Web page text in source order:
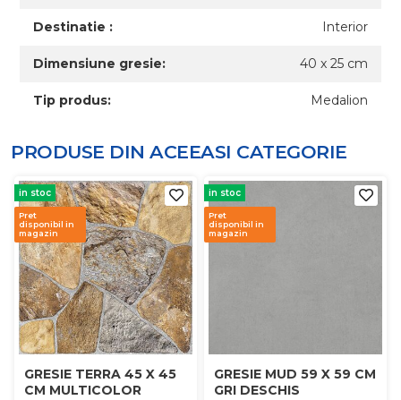
Destinatie : Interior
Dimensiune gresie: 40 x 25 cm
Tip produs: Medalion
PRODUSE DIN ACEEASI CATEGORIE
in stoc
Pret
disponibil in
magazin
GRESIE TERRA 45 X 45
CM MULTICOLOR
in stoc
Pret
disponibil in
magazin
GRESIE MUD 59 X 59 CM
GRI DESCHIS